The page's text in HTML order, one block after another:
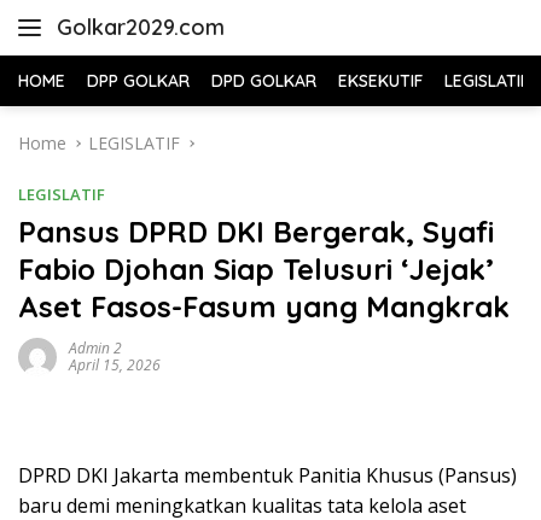
Golkar2029.com
HOME DPP GOLKAR DPD GOLKAR EKSEKUTIF LEGISLATIF
Home LEGISLATIF
LEGISLATIF
Pansus DPRD DKI Bergerak, Syafi
Fabio Djohan Siap Telusuri ‘Jejak’
Aset Fasos-Fasum yang Mangkrak
Admin 2
April 15, 2026
DPRD DKI Jakarta membentuk Panitia Khusus (Pansus)
baru demi meningkatkan kualitas tata kelola aset